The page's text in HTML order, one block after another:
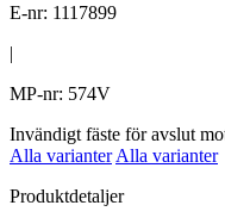
E-nr: 1117899
|
MP-nr: 574V
Invändigt fäste för avslut
Alla varianter Alla varianter
Produktdetaljer